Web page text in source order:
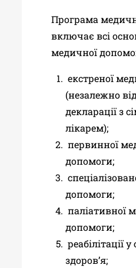
Програма
включає всі
медичної
екстреної
(незалежно
декларації з
лікарем);
первинної
допомоги;
допомоги;
паліативної
допомоги;
реабілітації
здоров’я;